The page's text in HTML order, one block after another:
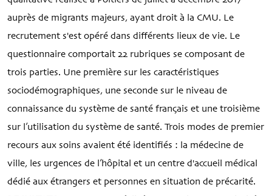
auprès de migrants majeurs, ayant droit à la CMU. Le
recrutement s'est opéré dans différents lieux de vie. Le
questionnaire comportait 22 rubriques se composant de
trois parties. Une première sur les caractéristiques
sociodémographiques, une seconde sur le niveau de
connaissance du système de santé français et une troisième
sur l’utilisation du système de santé. Trois modes de premier
recours aux soins avaient été identifiés : la médecine de
ville, les urgences de l’hôpital et un centre d'accueil médical
dédié aux étrangers et personnes en situation de précarité.